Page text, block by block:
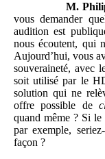
M.
vous demander
audition est
nous écoutent, qui
Aujourd’hui, vous
souveraineté,
soit utilisé par le
solution qui ne
offre possible de
quand même ? Si
par exemple,
façon ?